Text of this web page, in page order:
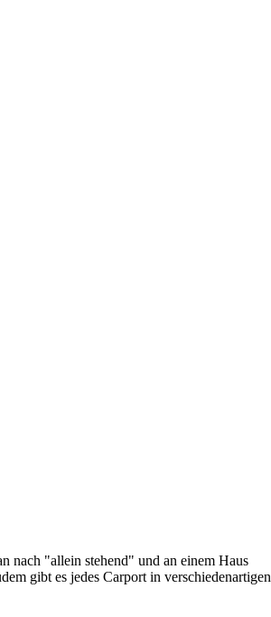
nach "allein stehend" und an einem Haus
gibt es jedes Carport in verschiedenartigen